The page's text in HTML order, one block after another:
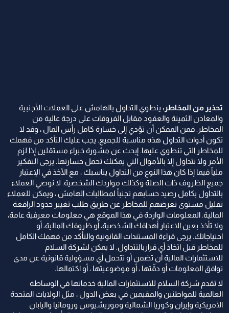
تحذير من المخاطر: ينطوي التداول بالهامش على العملات الأجنبية
والمعادن الثمينة والعقود مقابل الفروقات على درجة عالية من
المخاطر. فمن الممكن أن تؤدي إلى خسارة كامل رأس المال ، وقد لا
تكون أدوات التداول هذه مناسبة للجميع. يجب عليك التأكد من فهمك
للمخاطر التي تنطوي عليها. إبحث عن مشورة خبراء مستقلين إذا لزم
الأمر ولا تتداول إلا بالأموال التي يمكنك تحمل خسارتها. يرجى التفكير
ملياً فيما إذا كان هذا النوع من التداول يناسبك ، مع الأخذ في الإعتبار
جميع الظروف ذات الصلة وكذلك مواردك الشخصية. لا نوصي العملاء
بالتداول بكامل رصيد حسابهم تجنباً لمطالبات الهامش ، ويمكن للعملاء
تقليل مستوى تعرضهم للمخاطر عن طريق طلب تغيير حدود الرافعة
المالية. المعلومات الواردة في هذا الموقع هي معلومات معرفية عامة،
ولا تأخذ بعين الاعتبار أهدافك الشخصية، أو ظروفك المالية، أو
احتياجاتك. يرجى قراءة المستندات القانونية والتأكد من فهمك الكامل
للمخاطر قبل اتخاذ أي قراربالتتداول. لا يمكن لشركة السلام
للاستثمارات المالية أن تضمن أو تتحمل أي مسؤولية قانونية عن مدى
توافق المعلومات أو دقّتها ، أو موضوعيتها ، أو اكتمالها.
لا تقدم شركة السلام للاستثمارات المالية خدماتها في الوساطة
العالمية للمواطنين والمقيمين في بعض الدول ، مثل الولايات المتحدة
الأمريكية وإيران وكوريا الشمالية وموريشيوس ورومانيا واليابان